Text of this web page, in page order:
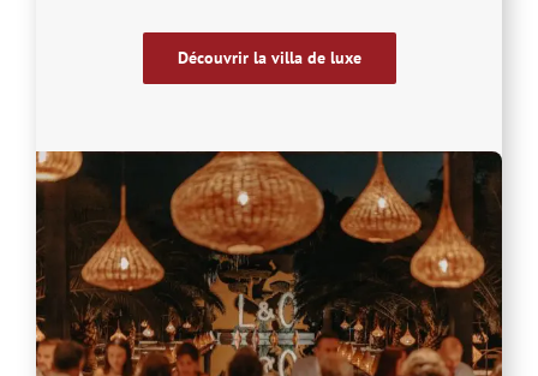
Découvrir la villa de luxe